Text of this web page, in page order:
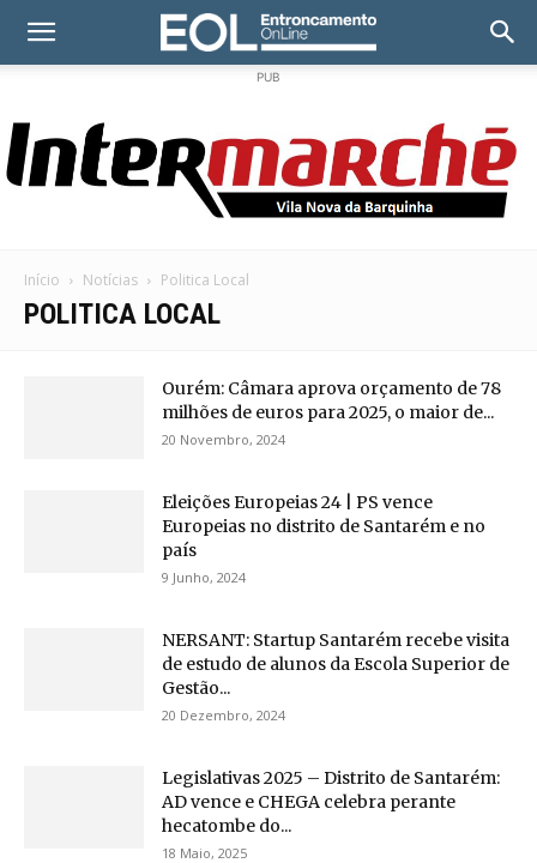
PUB
Início Notícias Politica Local
POLITICA LOCAL
Ourém: Câmara aprova orçamento de 78
milhões de euros para 2025, o maior de...
20 Novembro, 2024
Eleições Europeias 24 | PS vence
Europeias no distrito de Santarém e no
país
9 Junho, 2024
NERSANT: Startup Santarém recebe visita
de estudo de alunos da Escola Superior de
Gestão...
20 Dezembro, 2024
Legislativas 2025 – Distrito de Santarém:
AD vence e CHEGA celebra perante
hecatombe do...
18 Maio, 2025